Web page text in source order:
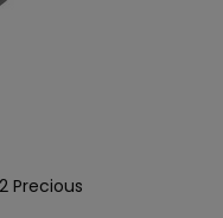
Precious